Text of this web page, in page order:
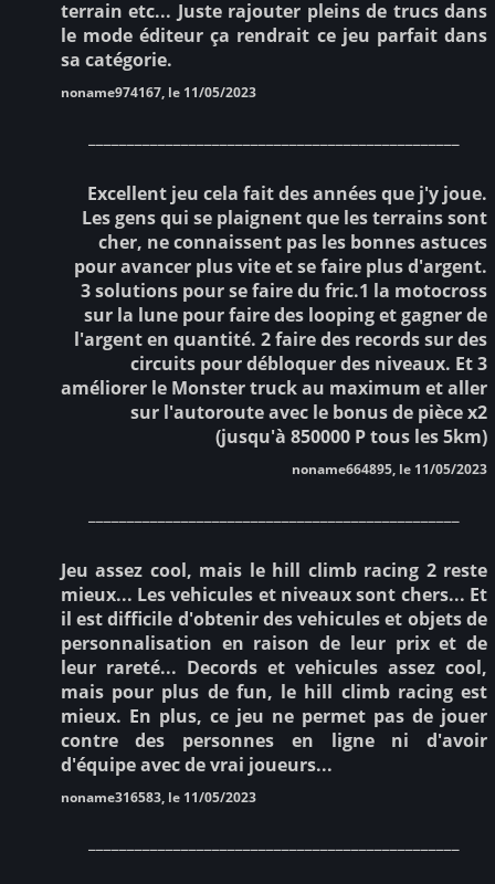
terrain etc... Juste rajouter pleins de trucs dans
le mode éditeur ça rendrait ce jeu parfait dans
sa catégorie.
noname974167, le 11/05/2023
Excellent jeu cela fait des années que j'y joue.
Les gens qui se plaignent que les terrains sont
cher, ne connaissent pas les bonnes astuces
pour avancer plus vite et se faire plus d'argent.
3 solutions pour se faire du fric.1 la motocross
sur la lune pour faire des looping et gagner de
l'argent en quantité. 2 faire des records sur des
circuits pour débloquer des niveaux. Et 3
améliorer le Monster truck au maximum et aller
sur l'autoroute avec le bonus de pièce x2
(jusqu'à 850000 P tous les 5km)
noname664895, le 11/05/2023
Jeu assez cool, mais le hill climb racing 2 reste
mieux... Les vehicules et niveaux sont chers... Et
il est difficile d'obtenir des vehicules et objets de
personnalisation en raison de leur prix et de
leur rareté... Decords et vehicules assez cool,
mais pour plus de fun, le hill climb racing est
mieux. En plus, ce jeu ne permet pas de jouer
contre des personnes en ligne ni d'avoir
d'équipe avec de vrai joueurs...
noname316583, le 11/05/2023